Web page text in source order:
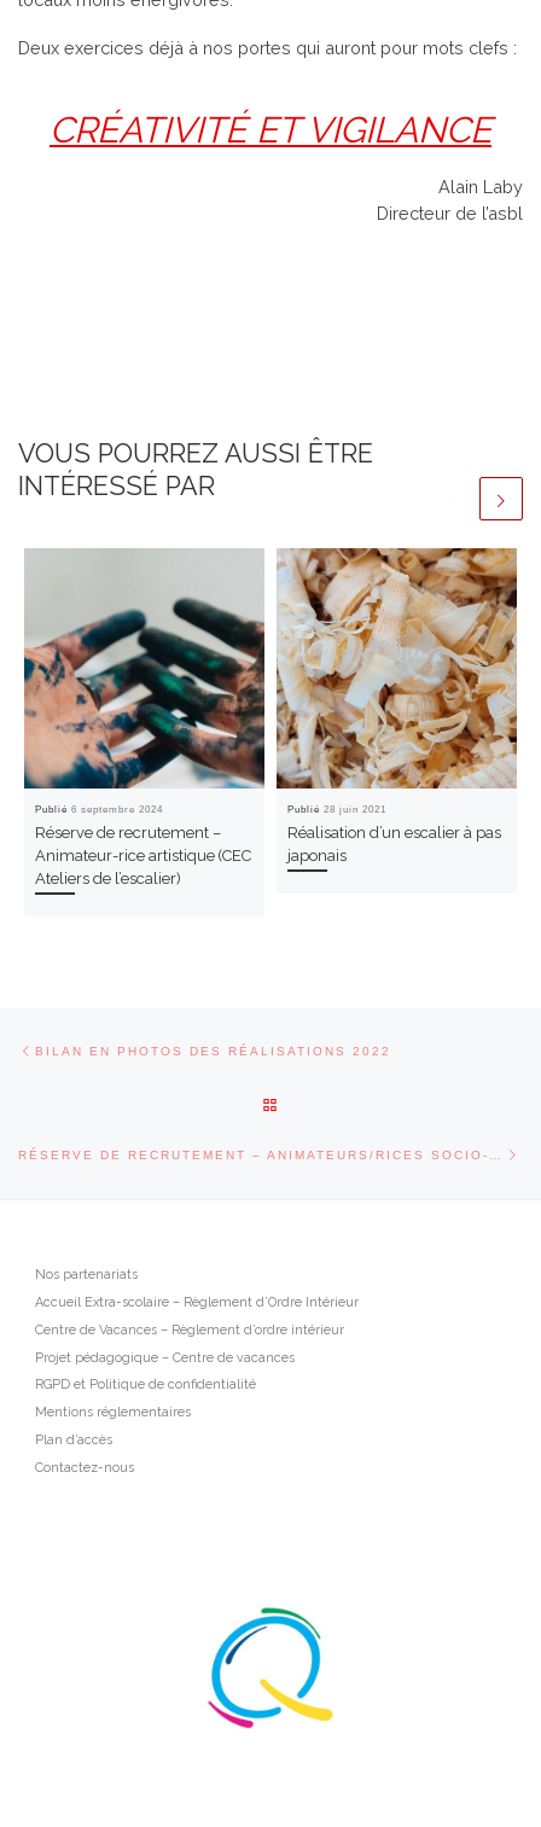
Deux exercices déjà à nos portes qui auront pour mots clefs :
CRÉATIVITÉ ET VIGILANCE
Alain Laby
Directeur de l’asbl
VOUS POURREZ AUSSI ÊTRE
INTÉRESSÉ PAR
Publié6 septembre 2024
Réserve de recrutement –
Animateur-rice artistique (CEC
Ateliers de l’escalier)
Publié28 juin 2021
Réalisation d’un escalier à pas
japonais
Parcourir les articles
BILAN EN PHOTOS DES RÉALISATIONS 2022
Nos partenariats
Accueil Extra-scolaire – Règlement d’Ordre Intérieur
Centre de Vacances – Règlement d’ordre intérieur
Projet pédagogique – Centre de vacances
RGPD et Politique de confidentialité
Mentions réglementaires
Plan d’accès
Contactez-nous